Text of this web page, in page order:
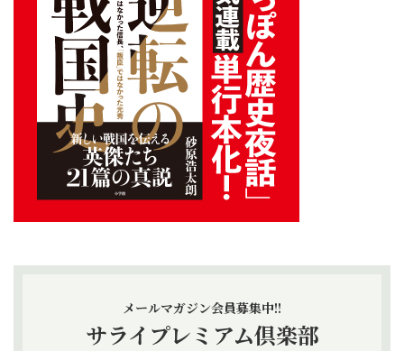
メールマガジン会員募集中!!
サライプレミアム倶楽部